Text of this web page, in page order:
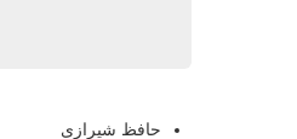
حافظ شیرازی